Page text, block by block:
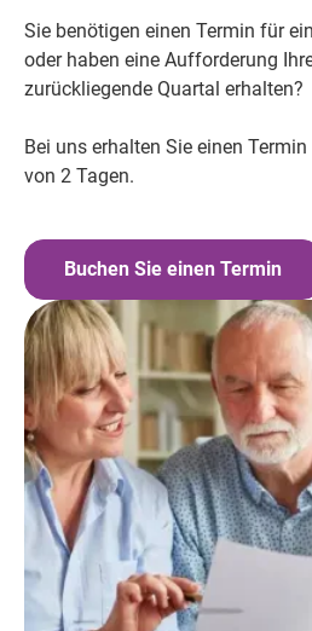
Sie benötigen einen Termin für
oder haben eine Aufforderung
zurückliegende Quartal erhalten?
Bei uns erhalten Sie einen
von 2 Tagen.
Buchen Sie einen Termin